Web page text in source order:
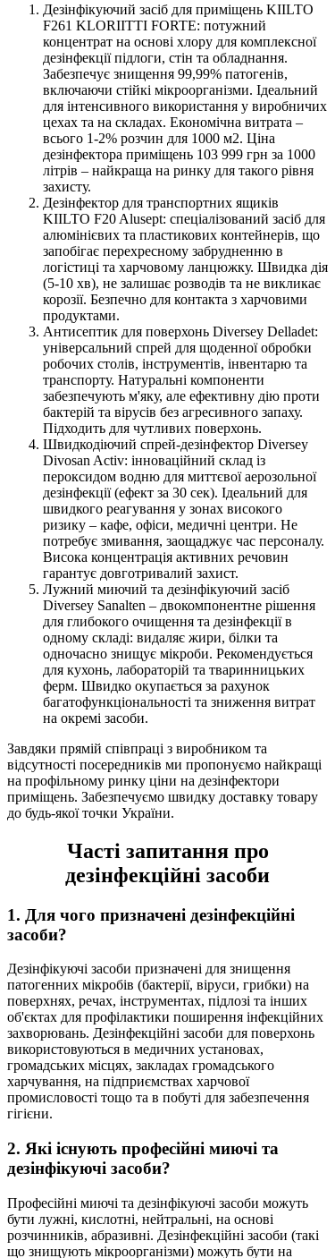
Дезінфікуючий засіб для приміщень KIILTO
F261 KLORIITTI FORTE: потужний
концентрат на основі хлору для комплексної
дезінфекції підлоги, стін та обладнання.
Забезпечує знищення 99,99% патогенів,
включаючи стійкі мікроорганізми. Ідеальний
для інтенсивного використання у виробничих
цехах та на складах. Економічна витрата –
всього 1-2% розчин для 1000 м2. Ціна
дезінфектора приміщень 103 999 грн за 1000
літрів – найкраща на ринку для такого рівня
захисту.
Дезінфектор для транспортних ящиків
KIILTO F20 Alusept: спеціалізований засіб для
алюмінієвих та пластикових контейнерів, що
запобігає перехресному забрудненню в
логістиці та харчовому ланцюжку. Швидка дія
(5-10 хв), не залишає розводів та не викликає
корозії. Безпечно для контакта з харчовими
продуктами.
Антисептик для поверхонь Diversey Delladet:
універсальний спрей для щоденної обробки
робочих столів, інструментів, інвентарю та
транспорту. Натуральні компоненти
забезпечують м'яку, але ефективну дію проти
бактерій та вірусів без агресивного запаху.
Підходить для чутливих поверхонь.
Швидкодіючий спрей-дезінфектор Diversey
Divosan Activ: інноваційний склад із
пероксидом водню для миттєвої аерозольної
дезінфекції (ефект за 30 сек). Ідеальний для
швидкого реагування у зонах високого
ризику – кафе, офіси, медичні центри. Не
потребує змивання, заощаджує час персоналу.
Висока концентрація активних речовин
гарантує довготривалий захист.
Лужний миючий та дезінфікуючий засіб
Diversey Sanalten – двокомпонентне рішення
для глибокого очищення та дезінфекції в
одному складі: видаляє жири, білки та
одночасно знищує мікроби. Рекомендується
для кухонь, лабораторій та тваринницьких
ферм. Швидко окупається за рахунок
багатофункціональності та зниження витрат
на окремі засоби.
Завдяки прямій співпраці з виробником та
відсутності посередників ми пропонуємо найкращі
на профільному ринку ціни на дезінфектори
приміщень. Забезпечуємо швидку доставку товару
до будь-якої точки України.
Часті запитання про
дезінфекційні засоби
1. Для чого призначені дезінфекційні
засоби?
Дезінфікуючі засоби призначені для знищення
патогенних мікробів (бактерії, віруси, грибки) на
поверхнях, речах, інструментах, підлозі та інших
об'єктах для профілактики поширення інфекційних
захворювань. Дезінфекційні засоби для поверхонь
використовуються в медичних установах,
громадських місцях, закладах громадського
харчування, на підприємствах харчової
промисловості тощо та в побуті для забезпечення
гігієни.
2. Які існують професійні миючі та
дезінфікуючі засоби?
Професійні миючі та дезінфікуючі засоби можуть
бути лужні, кислотні, нейтральні, на основі
розчинників, абразивні. Дезінфекційні засоби (такі
що знищують мікроорганізми) можуть бути на